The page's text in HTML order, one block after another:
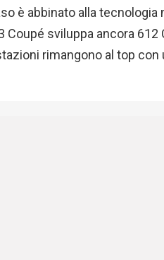
è abbinato alla tecnologia
Coupé sviluppa ancora
rimangono al top